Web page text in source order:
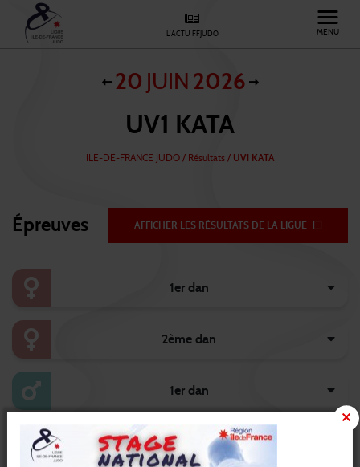
L'ACTU FFJUDO MENU
20 JUIN 2026
UV1 KATA
ILE-DE-FRANCE JUDO/ Résultats / UV1 KATA
Épreuves AFFICHER LES RÉSULTATS DE LA LIGUE
1er dan
2ème dan
1er dan
2ème dan